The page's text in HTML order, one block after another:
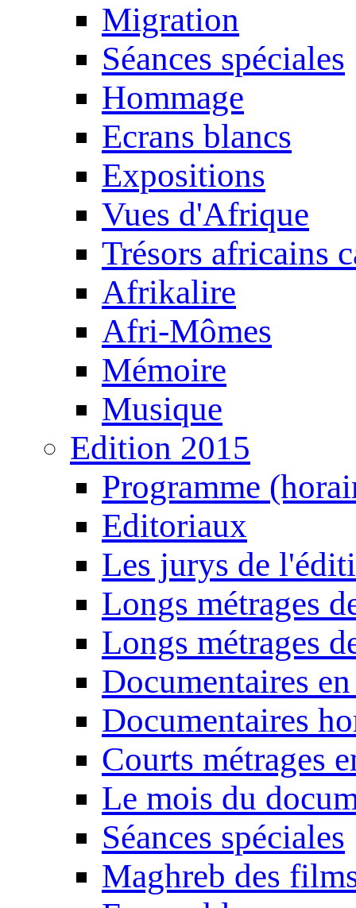
Migration
Séances spéciales
Hommage
Ecrans blancs
Expositions
Vues d'Afrique
Trésors africains
Afrikalire
Afri-Mômes
Mémoire
Musique
Edition 2015
Programme
Editoriaux
Les jurys de
Longs métrages
Longs métrages
Documentaires
Documentaires
Courts métrages
Le mois du
Séances spéciales
Maghreb des